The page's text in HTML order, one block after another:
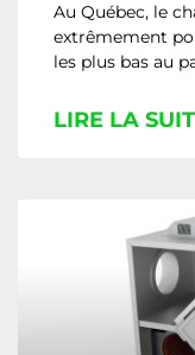
Au Québec, le
extrêmement
les plus bas au
LIRE LA